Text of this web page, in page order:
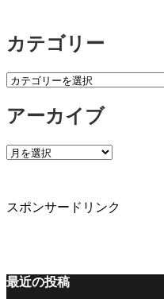
カテゴリー
カ
ゴ
ー
アーカイブ
ア
イ
スポンサードリンク
最近の投稿